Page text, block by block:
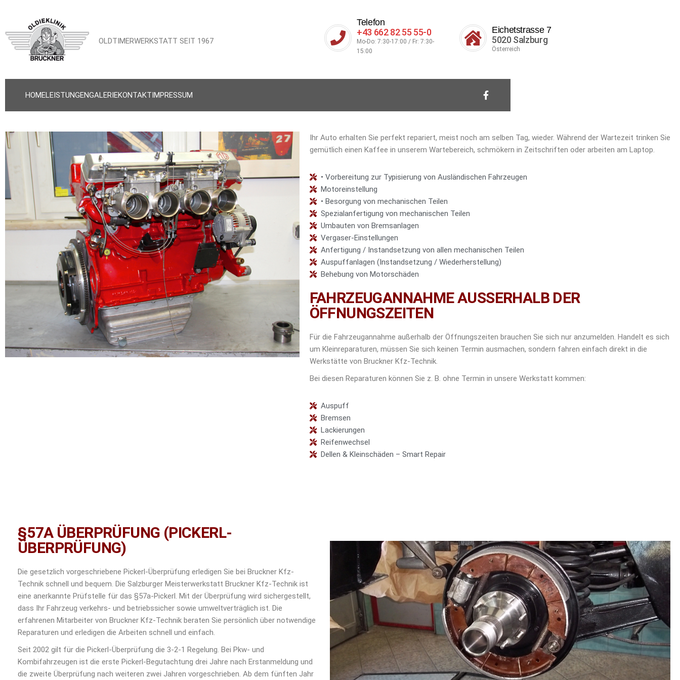
OLDTIMERWERKSTATT SEIT 1967
Telefon
+43 662 82 55 55-0
Mo-Do: 7:30-17:00 / Fr: 7:30-
15:00
Eichetstrasse 7
5020 Salzburg
Österreich
HOMELEISTUNGENGALERIEKONTAKTIMPRESSUM
Ihr Auto erhalten Sie perfekt repariert, meist noch am selben Tag, wieder. Während der Wartezeit trinken Sie
gemütlich einen Kaffee in unserem Wartebereich, schmökern in Zeitschriften oder arbeiten am Laptop.
• Vorbereitung zur Typisierung von Ausländischen Fahrzeugen
Motoreinstellung
• Besorgung von mechanischen Teilen
Spezialanfertigung von mechanischen Teilen
Umbauten von Bremsanlagen
Vergaser-Einstellungen
Anfertigung / Instandsetzung von allen mechanischen Teilen
Auspuffanlagen (Instandsetzung / Wiederherstellung)
Behebung von Motorschäden
FAHRZEUGANNAHME AUSSERHALB DER
ÖFFNUNGSZEITEN
Für die Fahrzeugannahme außerhalb der Öffnungszeiten brauchen Sie sich nur anzumelden. Handelt es sich
um Kleinreparaturen, müssen Sie sich keinen Termin ausmachen, sondern fahren einfach direkt in die
Werkstätte von Bruckner Kfz-Technik.
Bei diesen Reparaturen können Sie z. B. ohne Termin in unsere Werkstatt kommen:
Auspuff
Bremsen
Lackierungen
Reifenwechsel
Dellen & Kleinschäden – Smart Repair
§57A ÜBERPRÜFUNG (PICKERL-
ÜBERPRÜFUNG)
Die gesetzlich vorgeschriebene Pickerl-Überprüfung erledigen Sie bei Bruckner Kfz-
Technik schnell und bequem. Die Salzburger Meisterwerkstatt Bruckner Kfz-Technik ist
eine anerkannte Prüfstelle für das §57a-Pickerl. Mit der Überprüfung wird sichergestellt,
dass Ihr Fahrzeug verkehrs- und betriebssicher sowie umweltverträglich ist. Die
erfahrenen Mitarbeiter von Bruckner Kfz-Technik beraten Sie persönlich über notwendige
Reparaturen und erledigen die Arbeiten schnell und einfach.
Seit 2002 gilt für die Pickerl-Überprüfung die 3-2-1 Regelung. Bei Pkw- und
Kombifahrzeugen ist die erste Pickerl-Begutachtung drei Jahre nach Erstanmeldung und
die zweite Überprüfung nach weiteren zwei Jahren vorgeschrieben. Ab dem fünften Jahr